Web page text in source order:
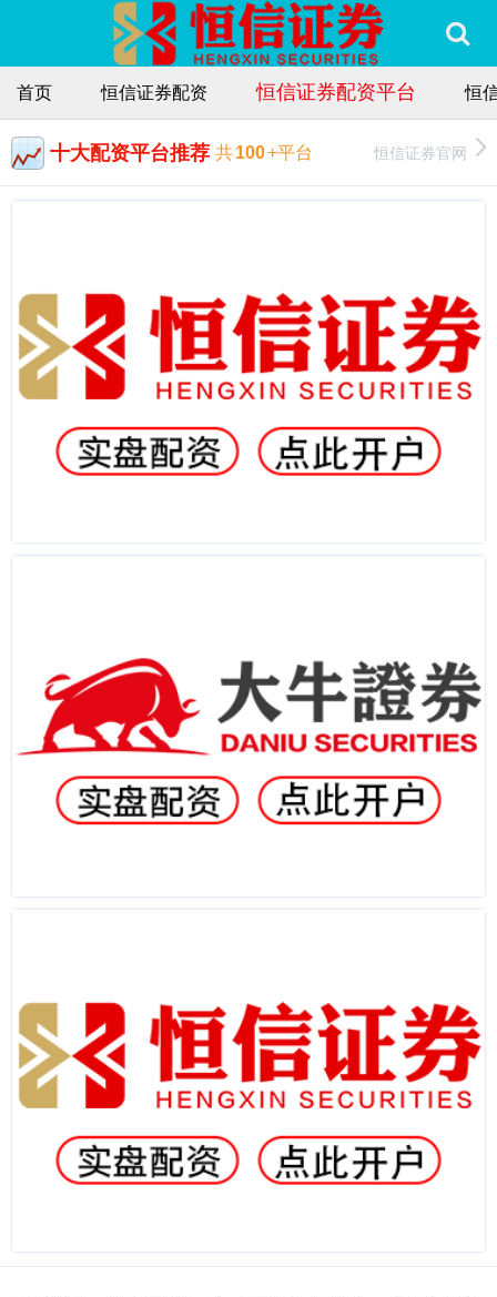
首页 恒信证券配资 恒信证券配资平台 恒
十大配资平台推荐 共100+平台 恒信证券官网